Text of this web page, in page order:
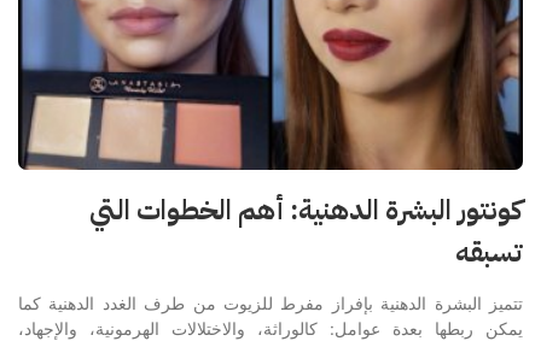
كونتور البشرة الدهنية: أهم الخطوات التي
تسبقه
تتميز البشرة الدهنية بإفراز مفرط للزيوت من طرف الغدد الدهنية كما
يمكن ربطها بعدة عوامل: كالوراثة، والاختلالات الهرمونية، والإجهاد،